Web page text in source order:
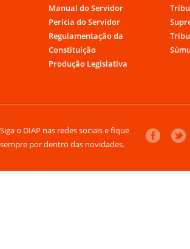
Manual do Servidor
Perícia do Servidor
Regulamentação da
Constituição
Produção Legislativa
Siga o DIAP nas redes sociais e fique
sempre por dentro das novidades.